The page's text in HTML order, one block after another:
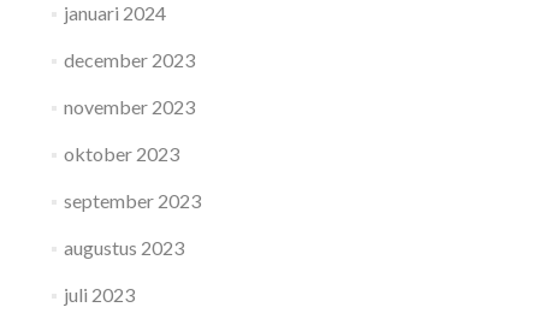
januari 2024
december 2023
november 2023
oktober 2023
september 2023
augustus 2023
juli 2023